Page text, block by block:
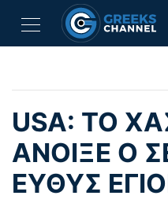
USA: ΤΟ
ΑΝΟΙΞΕ Ο
ΕΥΘΥΣ